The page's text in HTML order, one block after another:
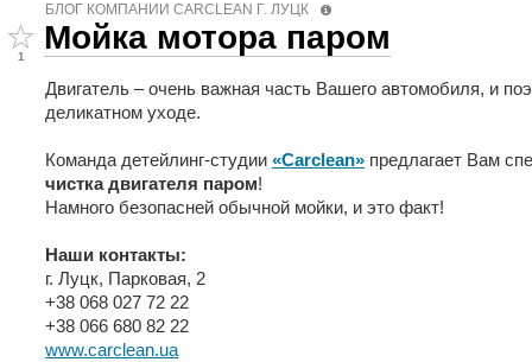
БЛОГ КОМПАНИИ СARCLEAN Г. ЛУЦК
1
Мойка мотора паром
Двигатель – очень важная часть Вашего автомобиля, и
деликатном уходе.
Команда детейлинг-студии «Carclean» предлагает Вам
чистка двигателя паром!
Намного безопасней обычной мойки, и это факт!
Наши контакты:
г. Луцк, Парковая, 2
+38 068 027 72 22
+38 066 680 82 22
www.carclean.ua